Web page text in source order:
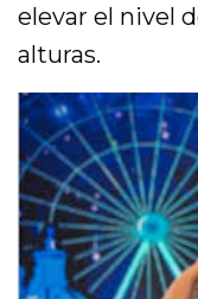
elevar el nivel
alturas.